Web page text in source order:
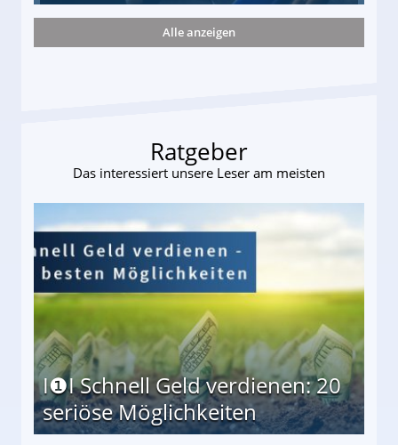
Mutter freigesprochen!
Alle anzeigen
Ratgeber
Das interessiert unsere Leser am meisten
I❶I Schnell Geld verdienen: 20
seriöse Möglichkeiten